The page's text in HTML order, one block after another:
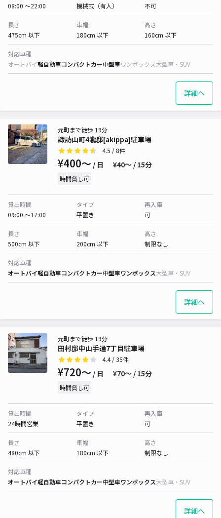
08:00 〜22:00
機械式（有人）
不可
長さ
475cm 以下
車幅
180cm 以下
高さ
160cm 以下
対応車種
オートバイ軽自動車コンパクトカー中型車ワンボックス大型車・SUV
詳細へ
諏訪山町4瀧邸[akippa]駐車場
元町まで徒歩 19分
4.5 / 8件
¥400〜 / 日 ¥40〜 / 15分
時間貸し可
貸出時間
09:00 〜17:00
タイプ
平置き
再入庫
可
長さ
500cm 以下
車幅
200cm 以下
高さ
制限なし
対応車種
オートバイ軽自動車コンパクトカー中型車ワンボックス大型車・SUV
詳細へ
田村邸中山手通7丁目駐車場
元町まで徒歩 19分
4.4/ 35件
¥720〜 / 日 ¥70〜 / 15分
時間貸し可
貸出時間
24時間営業
タイプ
平置き
再入庫
可
長さ
480cm 以下
車幅
180cm 以下
高さ
制限なし
対応車種
オートバイ軽自動車コンパクトカー中型車ワンボックス大型車・SUV
詳細へ